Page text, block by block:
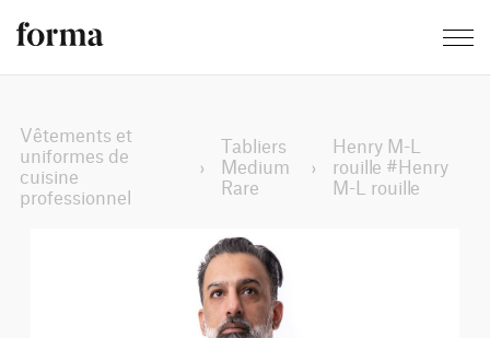
Vêtements et
uniformes de
cuisine
professionnel
›
Tabliers
Medium
Rare
›
Henry M-L
rouille #Henry
M-L rouille